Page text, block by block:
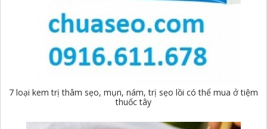
7 loại kem trị thâm sẹo, mụn, nám, trị sẹo lồi có thể mua ở tiệm
thuốc tây